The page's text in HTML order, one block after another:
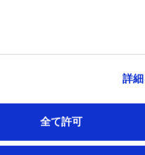
詳
全て許可